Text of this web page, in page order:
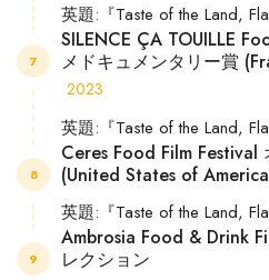
英題:『Taste of the Land,
7
SILENCE ÇA TOUILLE
メドキュメンタリー賞
2023
英題:『Taste of the Land,
8
Ceres Food Film Festival
(United States of
英題:『Taste of the Land,
9
Ambrosia Food & Drink
レクション